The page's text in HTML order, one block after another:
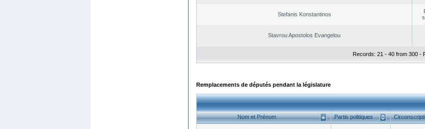
Stefanis Konstantinos
Stavrou Apostolos Evangelou
Records: 21 - 40 from 300 -
Remplacements de députés pendant la législature
Nom et Prénom Partis politiques